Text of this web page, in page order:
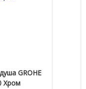
GROHE
Хром